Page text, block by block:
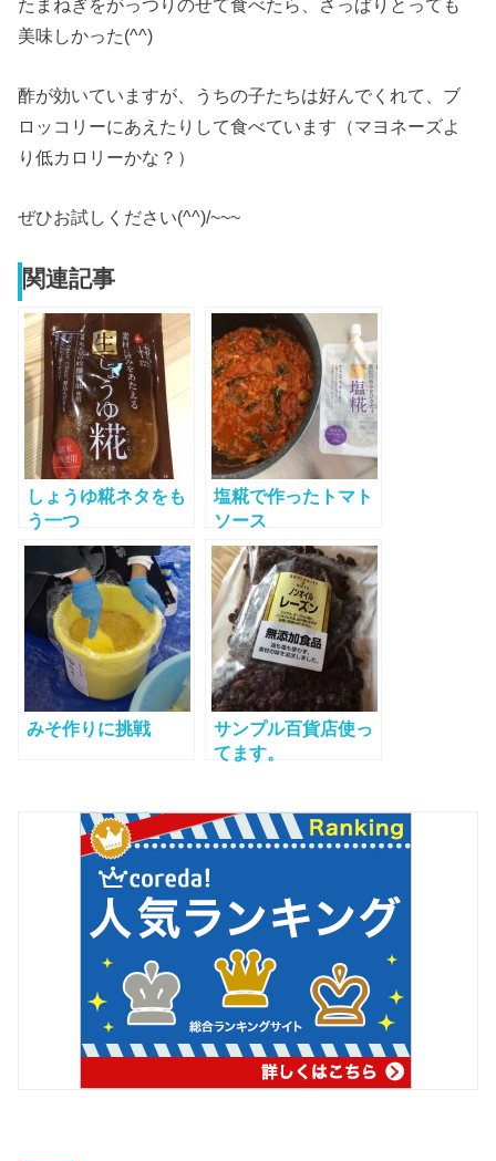
美味しかった(^^)
酢が効いていますが、うちの子たちは好んでくれて、ブ
ロッコリーにあえたりして食べています（マヨネーズよ
り低カロリーかな？）
ぜひお試しください(^^)/~~~
関連記事
しょうゆ糀ネタをも
う一つ
塩糀で作ったトマト
ソース
みそ作りに挑戦
サンプル百貨店使っ
てます。